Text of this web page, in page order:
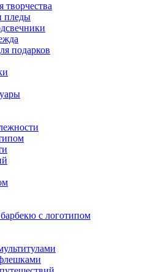
пледы
подарков
с логотипом